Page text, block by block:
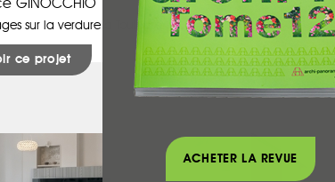
GINOCCHIO
sur la verdure à Toulouse (31)
ce projet
ACHETER LA REVUE